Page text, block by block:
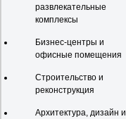
развлекательные
комплексы
Бизнес-центры и
офисные помещения
Строительство и
реконструкция
Архитектура, дизайн и